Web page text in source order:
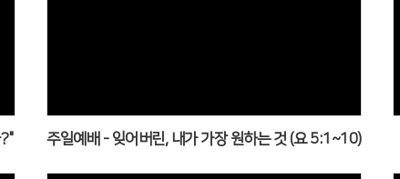
주일예배 - 잊어버린, 내가 가장 원하는 것 (요 5:1~10)